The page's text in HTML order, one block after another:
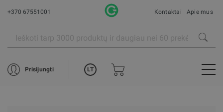
+370 67551001 Kontaktai Apie mus
Prisijungti LT